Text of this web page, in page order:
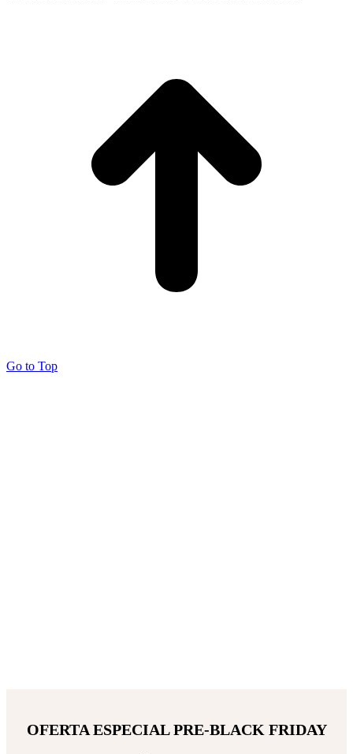
Go to Top
OFERTA ESPECIAL PRE-BLACK FRIDAY